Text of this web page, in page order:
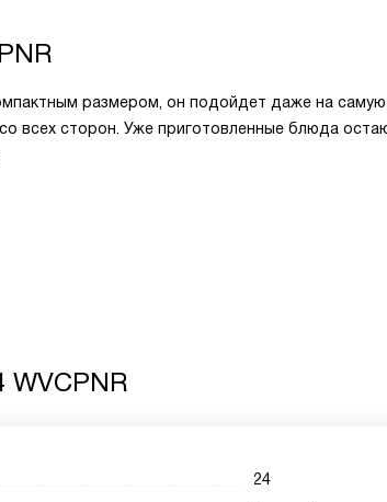
размером, он подойдет даже на самую
всех сторон. Уже приготовленные блюда
WVCPNR
24